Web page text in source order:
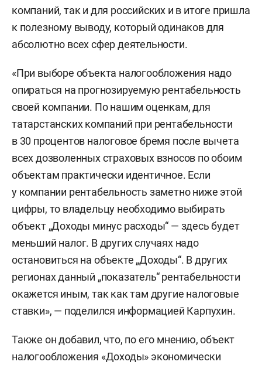
компаний, так и для российских и в итоге пришла
к полезному выводу, который одинаков для
абсолютно всех сфер деятельности.
«При выборе объекта налогообложения надо
опираться на прогнозируемую рентабельность
своей компании. По нашим оценкам, для
татарстанских компаний при рентабельности
в 30 процентов налоговое бремя после вычета
всех дозволенных страховых взносов по обоим
объектам практически идентичное. Если
у компании рентабельность заметно ниже этой
цифры, то владельцу необходимо выбирать
объект „Доходы минус расходы“ — здесь будет
меньший налог. В других случаях надо
остановиться на объекте „Доходы“. В других
регионах данный „показатель“ рентабельности
окажется иным, так как там другие налоговые
ставки», — поделился информацией Карпухин.
Также он добавил, что, по его мнению, объект
налогообложения «Доходы» экономически